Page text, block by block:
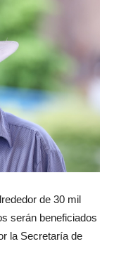
de 30 mil
serán beneficiados
la Secretaría de